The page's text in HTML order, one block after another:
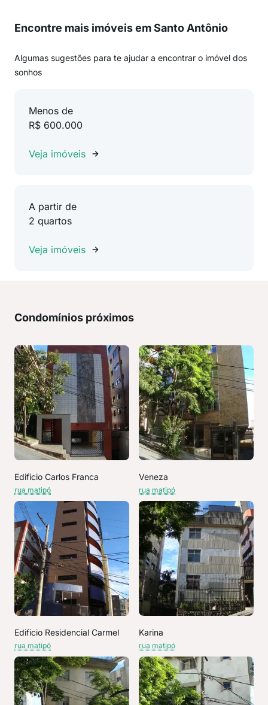
Encontre mais imóveis em Santo Antônio
Algumas sugestões para te ajudar a encontrar o imóvel dos
sonhos
Menos de
R$ 600.000
Veja imóveis
A partir de
2 quartos
Veja imóveis
Condomínios próximos
Edificio Carlos Franca
rua matipó
Veneza
rua matipó
Edificio Residencial Carmel
rua matipó
Karina
rua matipó